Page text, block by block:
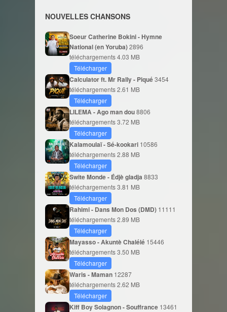
NOUVELLES CHANSONS
Soeur Catherine Bokini - Hymne
National (en Yoruba)2896
téléchargements4.03 MB
Télécharger
Calculator ft. Mr Rally - Piqué3454
téléchargements2.61 MB
Télécharger
LILEMA - Ago man dou8806
téléchargements3.72 MB
Télécharger
Kalamoulaï - Sé-kookari 10586
téléchargements2.88 MB
Télécharger
Swite Monde - Édjè gladja 8833
téléchargements3.81 MB
Télécharger
Rahimi - Dans Mon Dos (DMD) 11111
téléchargements2.89 MB
Télécharger
Mayasso - Akuntè Chalélé 15446
téléchargements3.50 MB
Télécharger
Waris - Maman 12287
téléchargements2.62 MB
Télécharger
Kiff Boy Solagnon - Souffrance 13461